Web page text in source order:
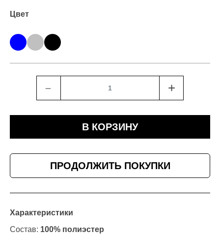
Цвет
﹣ +
В КОРЗИНУ
ПРОДОЛЖИТЬ ПОКУПКИ
Характеристики
Состав: 100% полиэстер